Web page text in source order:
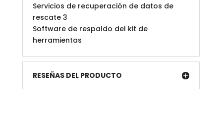
Servicios de recuperación de datos de
rescate 3
Software de respaldo del kit de
herramientas
RESEÑAS DEL PRODUCTO